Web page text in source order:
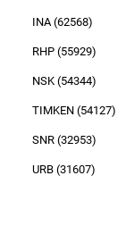
INA (62568)
RHP (55929)
NSK (54344)
TIMKEN (54127)
SNR (32953)
URB (31607)